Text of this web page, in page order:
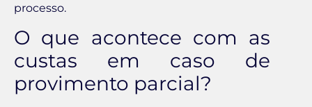
processo.
O que acontece com as
custas em caso de
provimento parcial?